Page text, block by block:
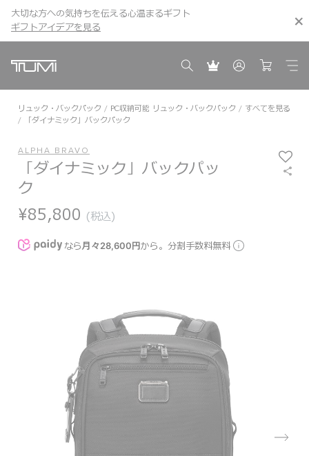
ギフトアイデアを見る こちら
大切な方への気持ちを伝える心温まるギフト
ギフトアイデアを見る
こちら
リュック・バックパック PC収納可能 リュック・バックパック
すべてを見る
「ダイナミック」バックパック
ALPHA BRAVO
「ダイナミック」バックパッ
ク
¥85,800 (税込)
なら月々28,600円から。分割手数料無料